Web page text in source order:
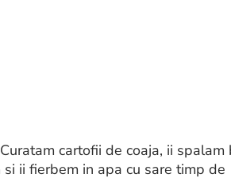
cartofii de coaja, ii
ii fierbem in apa cu sare timp de